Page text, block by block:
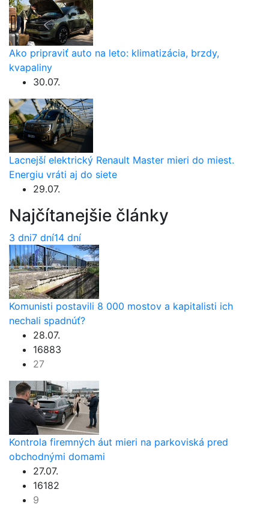
Ako pripraviť auto na leto: klimatizácia, brzdy,
kvapaliny
30.07.
Lacnejší elektrický Renault Master mieri do miest.
Energiu vráti aj do siete
29.07.
Najčítanejšie články
3 dni7 dní14 dní
Komunisti postavili 8 000 mostov a kapitalisti ich
nechali spadnúť?
28.07.
16883
27
Kontrola firemných áut mieri na parkoviská pred
obchodnými domami
27.07.
16182
9